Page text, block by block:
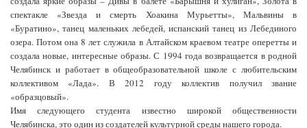
спектакле «Звезда и смерть Хоакина Мурьетты», Мальвины в
«Буратино», танец маленьких лебедей, испанский танец из Лебединого
озера. Потом она 8 лет служила в Алтайском краевом театре оперетты и
создала новые, интересные образы. С 1994 года возвращается в родной
Челябинск и работает в общеобразовательной школе с любительским
коллективом «Лада». В 2012 году коллектив получил звание
«образцовый».
Имя следующего студента известно широкой общественности
Челябинска, это один из создателей культурной среды нашего города.